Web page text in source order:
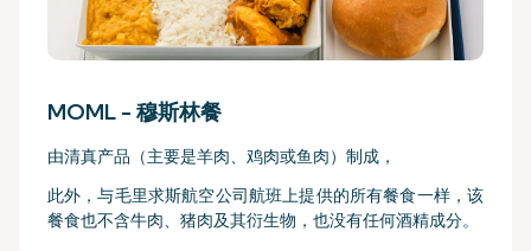
MOML - 穆斯林餐
由清真产品（主要是羊肉、鸡肉或鱼肉）制成，
此外，与毛里求斯航空公司航班上提供的所有餐食一样，该
餐食也不含牛肉、猪肉及其衍生物，也没有任何酒精成分。